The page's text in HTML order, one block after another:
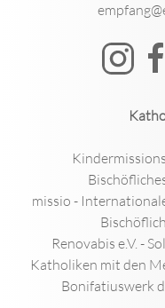
missio -
Renovabis e.V. -
Katholiken mit den
Bonifatiuswerk